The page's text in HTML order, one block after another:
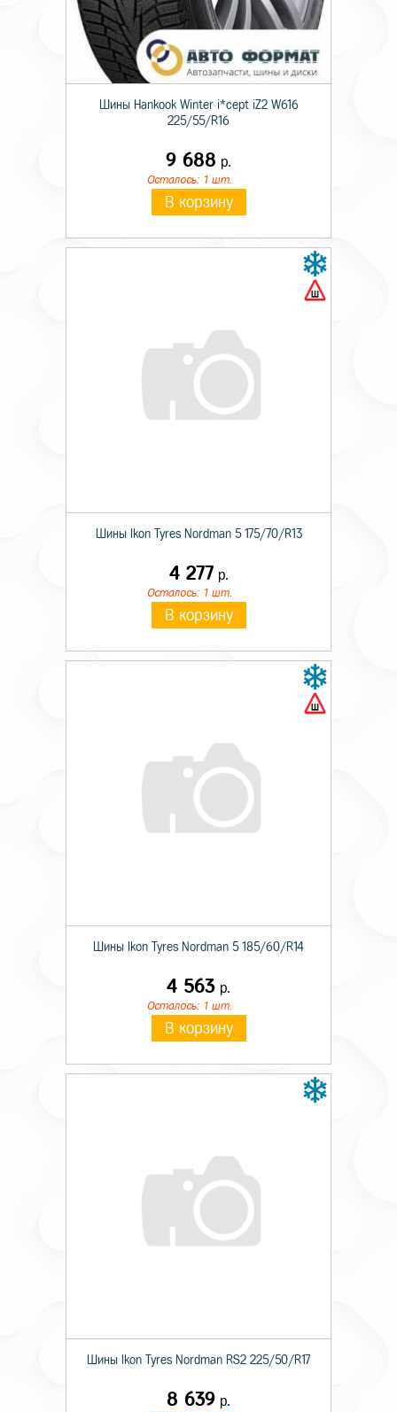
Шины Hankook Winter i*cept iZ2 W616
225/55/R16
9 688 р.
Осталось: 1 шт.
В корзину
Шины Ikon Tyres Nordman 5 175/70/R13
4 277 р.
Осталось: 1 шт.
В корзину
Шины Ikon Tyres Nordman 5 185/60/R14
4 563 р.
Осталось: 1 шт.
В корзину
Шины Ikon Tyres Nordman RS2 225/50/R17
8 639 р.